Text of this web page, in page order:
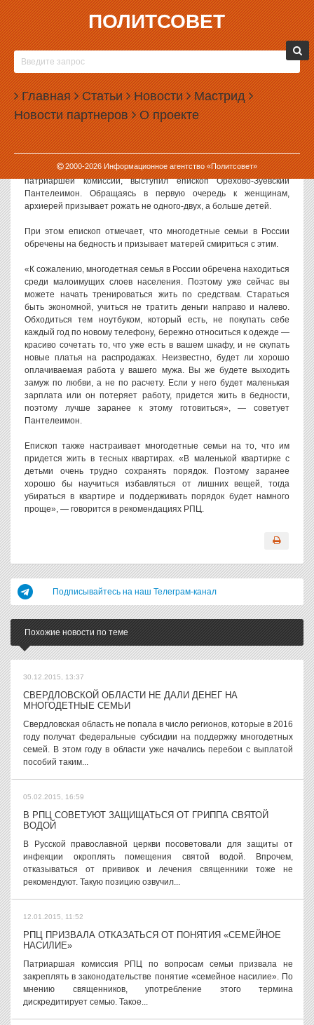
ПОЛИТСОВЕТ
Главная Статьи Новости Мастрид
Новости партнеров О проекте
2000-2026Информационное агентство «Политсовет»
17.08.2016, 13:21
РПЦ СОВЕТУЕТ МНОГОДЕТНЫМ СЕМЬЯМ
СМИРИТЬСЯ С БЕДНОСТЬЮ
Патриаршая комиссия РПЦ по вопросам семьи опубликовала ряд
наставлений для российских семей. Священники советуют
заводить как можно больше детей и при этом смириться с
неизбежной бедностью.
Автором рекомендаций,опубликованныхна официальном сайте
патриаршей комиссии, выступил епископ Орехово-Зуевский
Пантелеимон. Обращаясь в первую очередь к женщинам,
архиерей призывает рожать не одного-двух, а больше детей.
При этом епископ отмечает, что многодетные семьи в России
обречены на бедность и призывает матерей смириться с этим.
«К сожалению, многодетная семья в России обречена находиться
среди малоимущих слоев населения. Поэтому уже сейчас вы
можете начать тренироваться жить по средствам. Стараться
быть экономной, учиться не тратить деньги направо и налево.
Обходиться тем ноутбуком, который есть, не покупать себе
каждый год по новому телефону, бережно относиться к одежде —
красиво сочетать то, что уже есть в вашем шкафу, и не скупать
новые платья на распродажах. Неизвестно, будет ли хорошо
оплачиваемая работа у вашего мужа. Вы же будете выходить
замуж по любви, а не по расчету. Если у него будет маленькая
зарплата или он потеряет работу, придется жить в бедности,
поэтому лучше заранее к этому готовиться», — советует
Пантелеимон.
Епископ также настраивает многодетные семьи на то, что им
придется жить в тесных квартирах. «В маленькой квартирке с
детьми очень трудно сохранять порядок. Поэтому заранее
хорошо бы научиться избавляться от лишних вещей, тогда
убираться в квартире и поддерживать порядок будет намного
проще», — говорится в рекомендациях РПЦ.
Подписывайтесь на наш Телеграм-канал
Похожие новости по теме
30.12.2015, 13:37
СВЕРДЛОВСКОЙ ОБЛАСТИ НЕ ДАЛИ ДЕНЕГ НА
МНОГОДЕТНЫЕ СЕМЬИ
Свердловская область не попала в число регионов, которые в 2016
году получат федеральные субсидии на поддержку многодетных
семей. В этом году в области уже начались перебои с выплатой
пособий таким...
05.02.2015, 16:59
В РПЦ СОВЕТУЮТ ЗАЩИЩАТЬСЯ ОТ ГРИППА СВЯТОЙ
ВОДОЙ
В Русской православной церкви посоветовали для защиты от
инфекции окроплять помещения святой водой. Впрочем,
отказываться от прививок и лечения священники тоже не
рекомендуют. Такую позицию озвучил...
12.01.2015, 11:52
РПЦ ПРИЗВАЛА ОТКАЗАТЬСЯ ОТ ПОНЯТИЯ «СЕМЕЙНОЕ
НАСИЛИЕ»
Патриаршая комиссия РПЦ по вопросам семьи призвала не
закреплять в законодательстве понятие «семейное насилие». По
мнению священников, употребление этого термина
дискредитирует семью. Такое...